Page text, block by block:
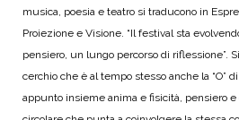
musica, poesia e teatro si traducono in
Proiezione e Visione. “Il festival sta
pensiero, un lungo percorso di riflessione”.
cerchio che è al tempo stesso anche la “O”
appunto insieme anima e fisicità, pensiero